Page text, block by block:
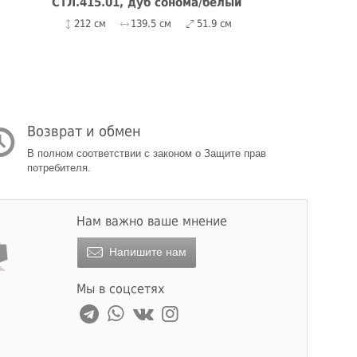
212 см 139.5 см 51.9 см
Возврат и обмен
В полном соответствии с законом о Защите прав
потребителя.
Нам важно ваше мнение
Напишите нам
Мы в соцсетях